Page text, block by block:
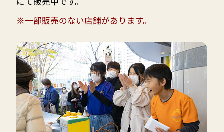
※一部販売のない店舗があります。